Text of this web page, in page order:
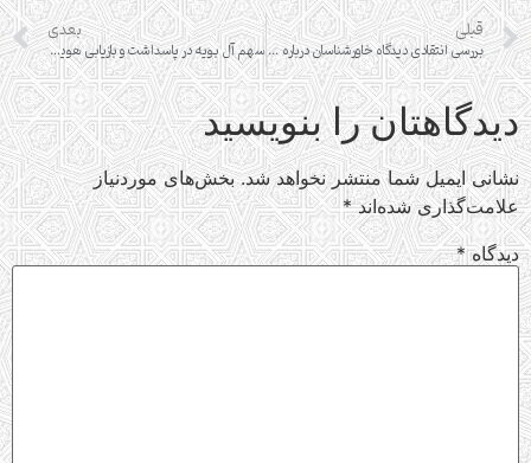
قبلی
بررسی انتقادی دیدگاه خاورشناسان درباره سیره حکومتی امام حسن مجتبی (علیه السلام)
بعدی
سهم آل بویه در پاسداشت و بازیابی هویت ملی
دیدگاهتان را بنویسید
نشانی ایمیل شما منتشر نخواهد شد. بخش‌های موردنیاز
علامت‌گذاری شده‌اند*
دیدگاه*